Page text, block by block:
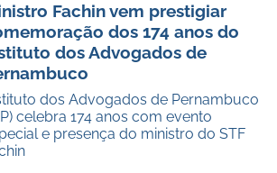
Fachin vem prestigiar
dos 174 anos do
dos Advogados de
dos Advogados de Pernambuco
celebra 174 anos com evento
e presença do ministro do STF